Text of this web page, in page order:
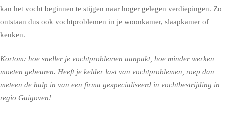
kan het vocht beginnen te stijgen naar hoger gelegen verdiepingen. Zo
ontstaan dus ook vochtproblemen in je woonkamer, slaapkamer of
keuken.
Kortom: hoe sneller je vochtproblemen aanpakt, hoe minder werken
moeten gebeuren. Heeft je kelder last van vochtproblemen, roep dan
meteen de hulp in van een firma gespecialiseerd in vochtbestrijding in
regio Guigoven!